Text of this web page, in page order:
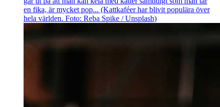
en fika, är mycket pop... (Kattkaféer har blivit populära över
hela världen. Foto: Reba Spike / Unsplash)